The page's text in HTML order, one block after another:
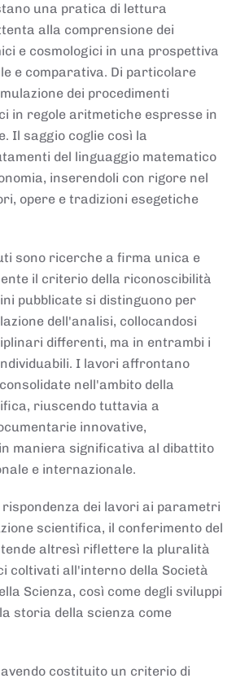
una pratica di lettura
alla comprensione dei
e cosmologici in una prospettiva
e comparativa. Di particolare
dei procedimenti
in regole aritmetiche espresse in
Il saggio coglie così la
del linguaggio matematico
inserendoli con rigore nel
opere e tradizioni esegetiche
sono ricerche a firma unica e
il criterio della riconoscibilità
pubblicate si distinguono per
dell'analisi, collocandosi
differenti, ma in entrambi i
I lavori affrontano
nell'ambito della
riuscendo tuttavia a
innovative,
maniera significativa al dibattito
e internazionale.
dei lavori ai parametri
scientifica, il conferimento del
altresì riflettere la pluralità
coltivati all'interno della Società
Scienza, così come degli sviluppi
storia della scienza come
costituito un criterio di